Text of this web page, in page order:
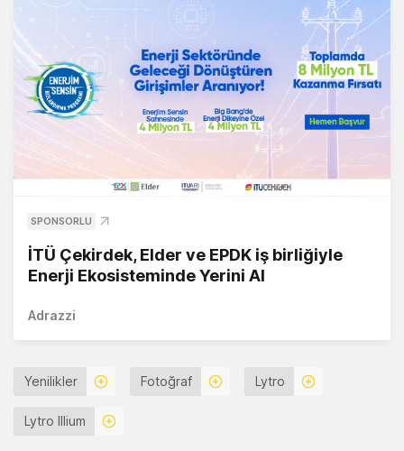
SPONSORLU
İTÜ Çekirdek, Elder ve EPDK iş birliğiyle
Enerji Ekosisteminde Yerini Al
Adrazzi
Yenilikler Fotoğraf Lytro
Lytro Illium